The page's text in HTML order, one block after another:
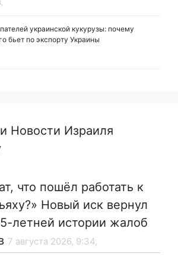
украинской кукурузы: почему
бьет по экспорту Украины
Новости Израиля
что пошёл работать к
Новый иск вернул
летней истории жалоб
7 августа 2026, 9:34,